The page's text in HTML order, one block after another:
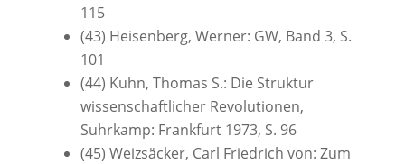
115
(43) Heisenberg, Werner: GW, Band 3, S.
101
(44) Kuhn, Thomas S.: Die Struktur
wissenschaftlicher Revolutionen,
Suhrkamp: Frankfurt 1973, S. 96
(45) Weizsäcker, Carl Friedrich von: Zum